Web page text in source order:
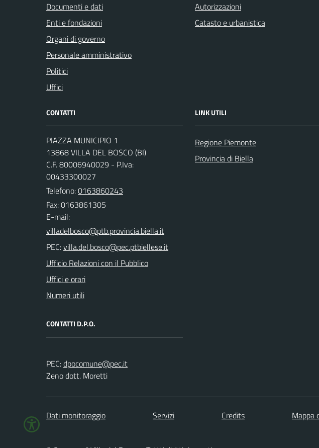
Documenti e dati
Enti e fondazioni
Organi di governo
Personale amministrativo
Politici
Uffici
Autorizzazioni
Catasto e urbanistica
CONTATTI
PIAZZA MUNICIPIO 1
13868 VILLA DEL BOSCO (BI)
C.F. 80006940029 - P.Iva:
00433300027
Telefono:0163860243
Fax: 0163861305
E-mail:
PEC:
Ufficio Relazioni con il Pubblico
Uffici e orari
Numeri utili
CONTATTI D.P.O.
PEC:
Zeno dott. Moretti
LINK UTILI
Regione Piemonte
Provincia di Biella
Dati monitoraggio Servizi Credits Mappa